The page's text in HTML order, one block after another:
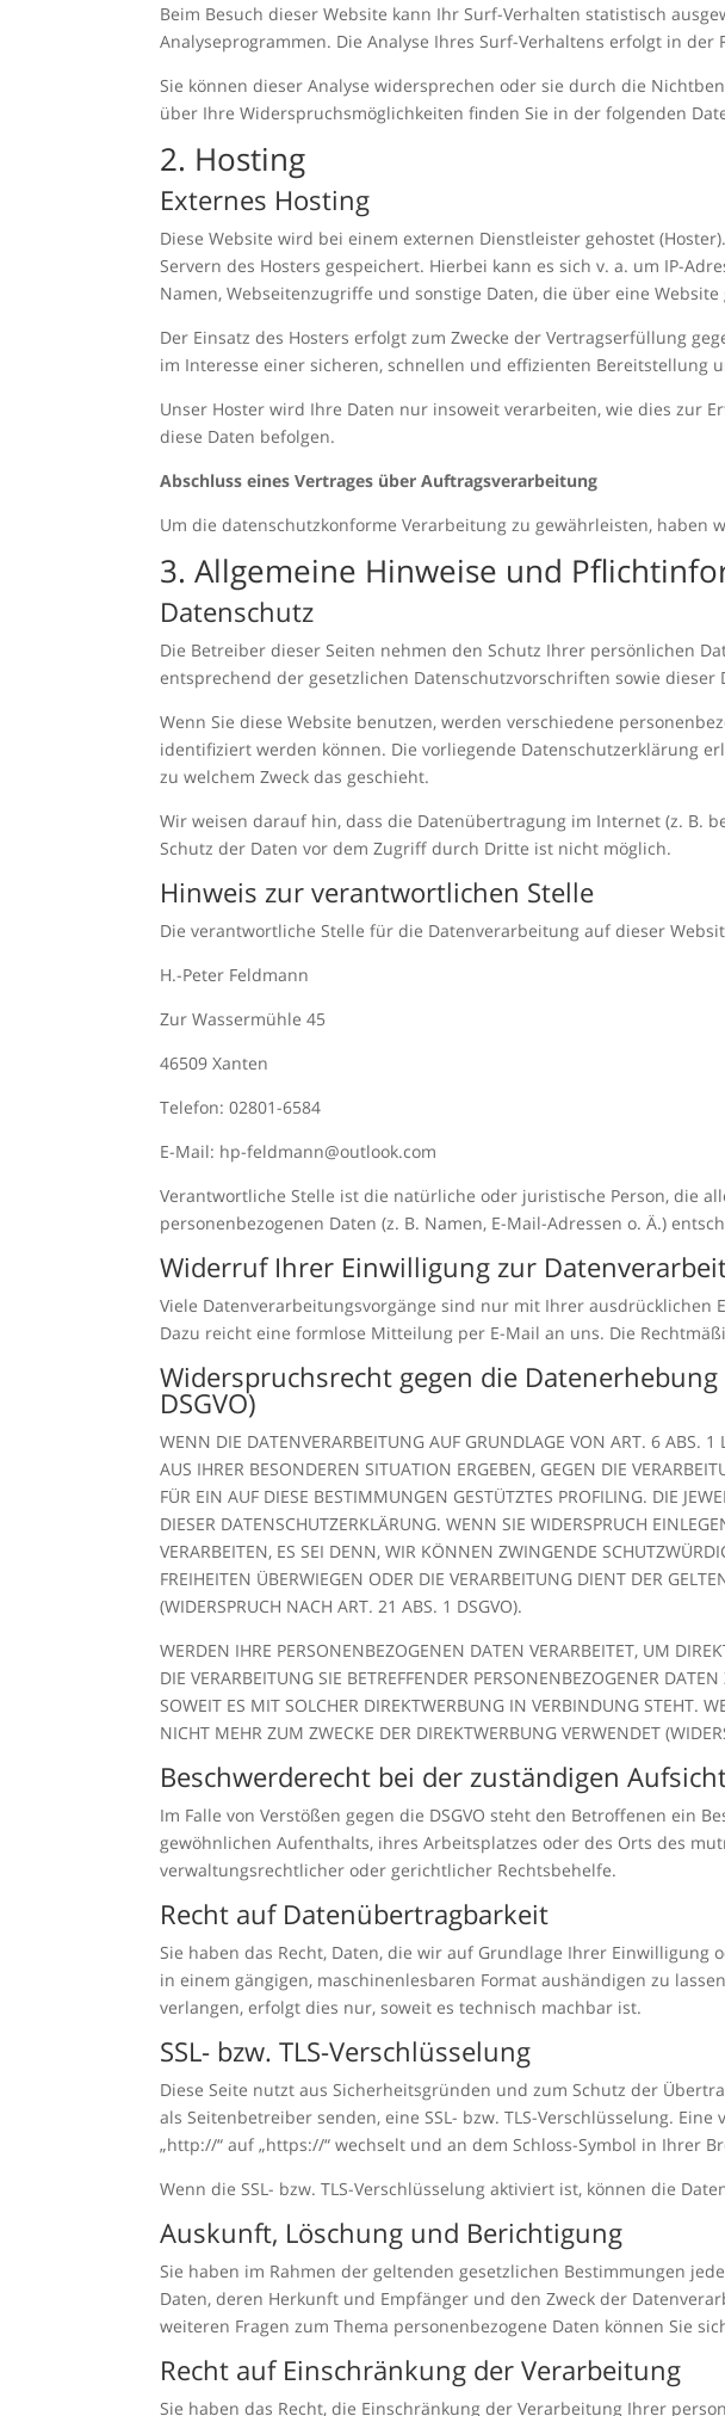
Beim Besuch dieser Website kann Ihr Surf-Verhalten statistisch
Analyseprogrammen. Die Analyse Ihres Surf-Verhaltens erfolgt in
Sie können dieser Analyse widersprechen oder sie durch die
über Ihre Widerspruchsmöglichkeiten finden Sie in der folgenden
2. Hosting
Externes Hosting
Diese Website wird bei einem externen Dienstleister gehostet
Servern des Hosters gespeichert. Hierbei kann es sich v. a. um IP-
Namen, Webseitenzugriffe und sonstige Daten, die über eine
Der Einsatz des Hosters erfolgt zum Zwecke der Vertragserfüllung
im Interesse einer sicheren, schnellen und effizienten Bereitstellung
Unser Hoster wird Ihre Daten nur insoweit verarbeiten, wie dies zur
diese Daten befolgen.
Abschluss eines Vertrages über Auftragsverarbeitung
Um die datenschutzkonforme Verarbeitung zu gewährleisten,
3. Allgemeine Hinweise und
Datenschutz
Die Betreiber dieser Seiten nehmen den Schutz Ihrer persönlichen
entsprechend der gesetzlichen Datenschutzvorschriften sowie dieser
Wenn Sie diese Website benutzen, werden verschiedene
identifiziert werden können. Die vorliegende Datenschutzerklärung
zu welchem Zweck das geschieht.
Wir weisen darauf hin, dass die Datenübertragung im Internet (z. B.
Schutz der Daten vor dem Zugriff durch Dritte ist nicht möglich.
Hinweis zur verantwortlichen Stelle
Die verantwortliche Stelle für die Datenverarbeitung auf dieser
H.-Peter Feldmann
Zur Wassermühle 45
46509 Xanten
Telefon: 02801-6584
E-Mail: hp-feldmann@outlook.com
Verantwortliche Stelle ist die natürliche oder juristische Person, die
personenbezogenen Daten (z. B. Namen, E-Mail-Adressen o. Ä.)
Widerruf Ihrer Einwilligung zur
Viele Datenverarbeitungsvorgänge sind nur mit Ihrer
Dazu reicht eine formlose Mitteilung per E-Mail an uns. Die
Widerspruchsrecht gegen die
DSGVO)
WENN DIE DATENVERARBEITUNG AUF GRUNDLAGE VON ART. 6 ABS. 1
AUS IHRER BESONDEREN SITUATION ERGEBEN, GEGEN DIE
FÜR EIN AUF DIESE BESTIMMUNGEN GESTÜTZTES PROFILING. DIE
DIESER DATENSCHUTZERKLÄRUNG. WENN SIE WIDERSPRUCH
VERARBEITEN, ES SEI DENN, WIR KÖNNEN ZWINGENDE
FREIHEITEN ÜBERWIEGEN ODER DIE VERARBEITUNG DIENT DER
(WIDERSPRUCH NACH ART. 21 ABS. 1 DSGVO).
WERDEN IHRE PERSONENBEZOGENEN DATEN VERARBEITET, UM
DIE VERARBEITUNG SIE BETREFFENDER PERSONENBEZOGENER
SOWEIT ES MIT SOLCHER DIREKTWERBUNG IN VERBINDUNG STEHT.
NICHT MEHR ZUM ZWECKE DER DIREKTWERBUNG VERWENDET
Beschwerderecht bei der zuständigen
Im Falle von Verstößen gegen die DSGVO steht den Betroffenen ein
gewöhnlichen Aufenthalts, ihres Arbeitsplatzes oder des Orts des
verwaltungsrechtlicher oder gerichtlicher Rechtsbehelfe.
Recht auf Datenübertragbarkeit
Sie haben das Recht, Daten, die wir auf Grundlage Ihrer
in einem gängigen, maschinenlesbaren Format aushändigen zu
verlangen, erfolgt dies nur, soweit es technisch machbar ist.
SSL- bzw. TLS-Verschlüsselung
Diese Seite nutzt aus Sicherheitsgründen und zum Schutz der
als Seitenbetreiber senden, eine SSL- bzw. TLS-Verschlüsselung.
„http://“ auf „https://“ wechselt und an dem Schloss-Symbol in Ihrer
Wenn die SSL- bzw. TLS-Verschlüsselung aktiviert ist, können die
Auskunft, Löschung und Berichtigung
Sie haben im Rahmen der geltenden gesetzlichen Bestimmungen
Daten, deren Herkunft und Empfänger und den Zweck der
weiteren Fragen zum Thema personenbezogene Daten können Sie
Recht auf Einschränkung der Verarbeitung
Sie haben das Recht, die Einschränkung der Verarbeitung Ihrer